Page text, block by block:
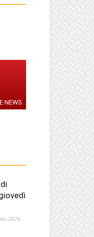
NEWS
2026